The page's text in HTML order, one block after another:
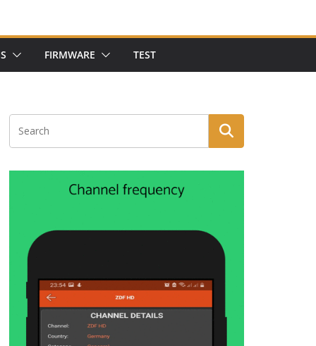
FIRMWARE TEST